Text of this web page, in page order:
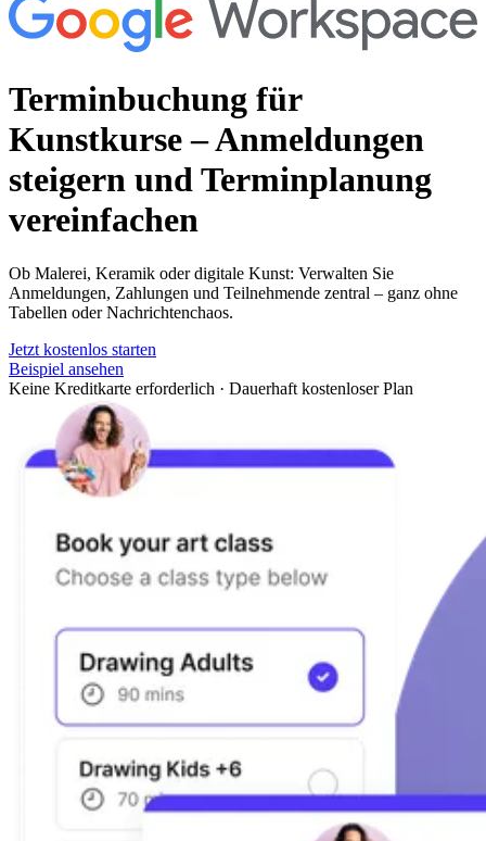
Terminbuchung für
Kunstkurse– Anmeldungen
steigern und Terminplanung
vereinfachen
Ob Malerei, Keramik oder digitale Kunst: Verwalten Sie
Anmeldungen, Zahlungen und Teilnehmende zentral – ganz ohne
Tabellen oder Nachrichtenchaos.
Jetzt kostenlos starten
Beispiel ansehen
Keine Kreditkarte erforderlich · Dauerhaft kostenloser Plan